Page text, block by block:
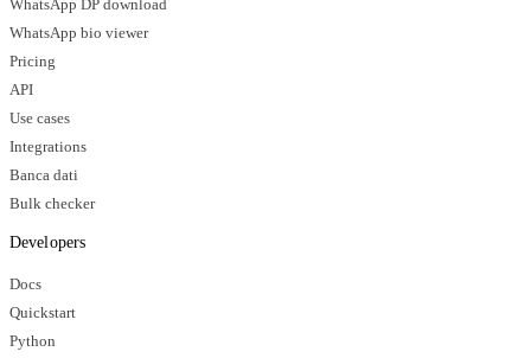
WhatsApp DP download
WhatsApp bio viewer
Pricing
API
Use cases
Integrations
Banca dati
Bulk checker
Developers
Docs
Quickstart
Python